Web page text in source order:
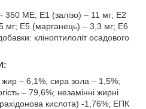
350 MЕ; E1 (залізо) – 11 мг; E2
мг; E5 (марганець) – 3,3 мг; E6
кліноптилоліт осадового
– 6,1%; сира зола – 1,5%;
– 79,6%; незамінні жирні
кислота) -1,76%; ЕПК